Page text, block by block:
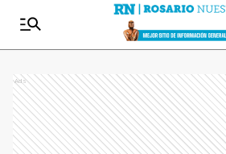
Ads